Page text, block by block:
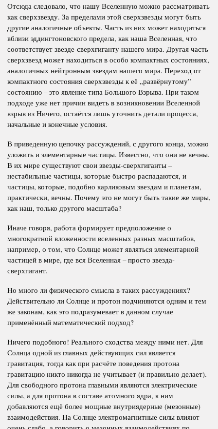
Отсюда следовало, что нашу Вселенную можно рассматривать
как сверхзвезду. За пределами этой сверхзвезды могут быть
другие аналогичные объекты. Часть из них может находиться
вблизи эддингтоновского предела, как наша Вселенная, что
соответствует звезде-сверхгиганту нашего мира. Другая часть
сверхзвезд может находиться в особо компактных состояниях,
аналогичных нейтронным звездам нашего мира. Переход от
компактного состояния сверхзвезды к её „развёрнутому”
состоянию – это явление типа Большого Взрыва. При таком
подходе уже нет причин видеть в возникновении Вселенной
взрыв из Ничего, остаётся лишь уточнить детали процесса,
начальные и конечные условия.
В приведенную цепочку рассуждений, с другого конца, можно
уложить и элементарные частицы. Известно, что они не вечны.
В их мире существуют свои звезды-сверхгиганты –
нестабильные частицы, которые быстро распадаются, и
частицы, которые, подобно карликовым звездам и планетам,
практически, вечны. Почему это не могут быть такие же миры,
как наш, только другого масштаба?
Иначе говоря, работа формирует предположение о
многократной вложенности вселенных разных масштабов,
например, о том, что Солнце может являться элементарной
частицей в мире, где вся Вселенная – просто звезда-
сверхгигант.
Но много ли физического смысла в таких рассуждениях?
Действительно ли Солнце и протон подчиняются одним и тем
же законам, как это подразумевает в данном случае
применённый математический подход?
Ничего подобного! Реального сходства между ними нет. Для
Солнца одной из главных действующих сил является
гравитация, тогда как при расчёте поведения протона
гравитацию никто никогда не учитывает (и правильно делает).
Для свободного протона главными являются электрические
силы, а для протона в составе атомного ядра, к ним
добавляются ещё более мощные внутриядерные (мезонные)
взаимодействия. На Солнце электромагнитные силы влияют